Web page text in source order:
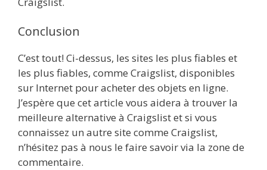
Conclusion
C’est tout! Ci-dessus, les sites les plus fiables et
les plus fiables, comme Craigslist, disponibles
sur Internet pour acheter des objets en ligne.
J’espère que cet article vous aidera à trouver la
meilleure alternative à Craigslist et si vous
connaissez un autre site comme Craigslist,
n’hésitez pas à nous le faire savoir via la zone de
commentaire.